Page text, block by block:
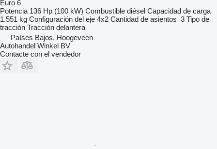
Euro 6
Potencia 136 Hp (100 kW) Combustible diésel Capacidad de carga
1.551 kg Configuración del eje 4x2 Cantidad de asientos 3 Tipo de
tracción Tracción delantera
Países Bajos, Hoogeveen
Autohandel Winkel BV
Contacte con el vendedor